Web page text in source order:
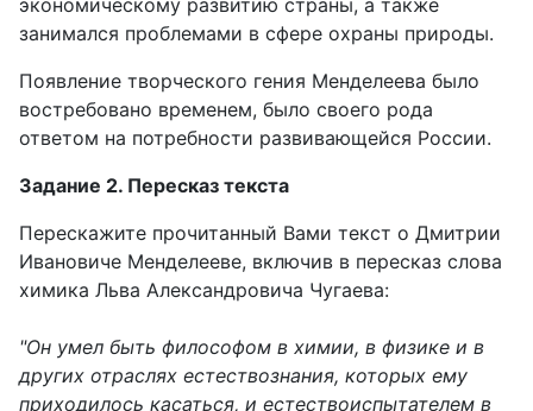
экономическому развитию страны, а также
занимался проблемами в сфере охраны природы.
Появление творческого гения Менделеева было
востребовано временем, было своего рода
ответом на потребности развивающейся России.
Задание 2. Пересказ текста
Перескажите прочитанный Вами текст о Дмитрии
Ивановиче Менделееве, включив в пересказ слова
химика Льва Александровича Чугаева:
"Он умел быть философом в химии, в физике и в
других отраслях естествознания, которых ему
приходилось касаться, и естествоиспытателем в